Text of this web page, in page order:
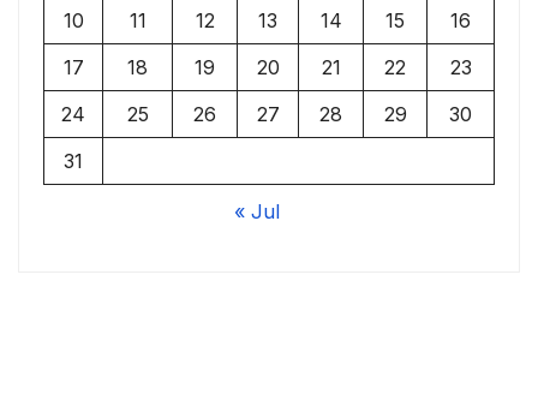
10
11 12 13 14 15
16
17
18 19 20 21 22
23
24
25 26 27 28 29
30
31
« Jul